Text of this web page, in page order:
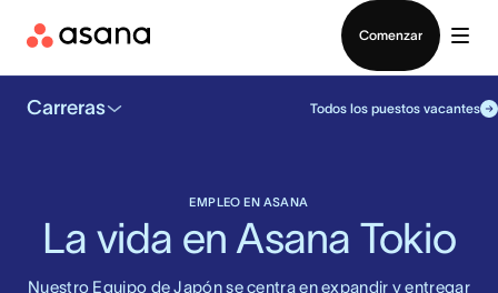
Comenzar
Carreras Todos los puestos vacantes
EMPLEO EN ASANA
La vida en Asana Tokio
Nuestro Equipo de Japón se centra en expandir y entregar